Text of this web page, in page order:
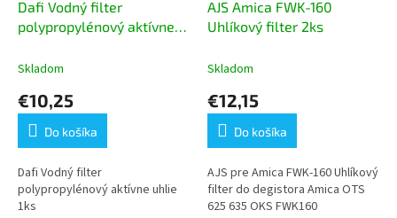
Dafi Vodný filter
polypropylénový aktívne
Skladom
€10,25
Do košíka
Dafi Vodný filter
polypropylénový aktívne uhlie
1ks
AJS Amica FWK-160
Uhlíkový filter 2ks
Skladom
€12,15
Do košíka
AJS pre Amica FWK-160 Uhlíkový
filter do degistora Amica OTS
625 635 OKS FWK160